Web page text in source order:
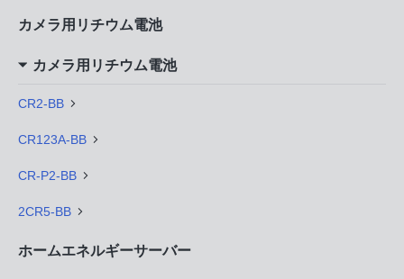
カメラ用リチウム電池
カメラ用リチウム電池
CR2-BB
CR123A-BB
CR-P2-BB
2CR5-BB
ホームエネルギーサーバー